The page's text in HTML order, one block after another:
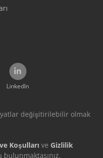
LinkedIn
değişitirilebilir olmak
Koşulları ve Gizlilik
bulunmaktasınız.